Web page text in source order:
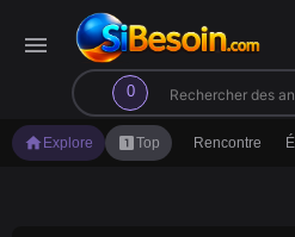
menu
0
search
home Explore looks_oneTop Rencontre